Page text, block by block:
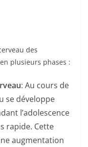
des
plusieurs phases :
: Au cours de
se développe
l’adolescence
rapide. Cette
augmentation